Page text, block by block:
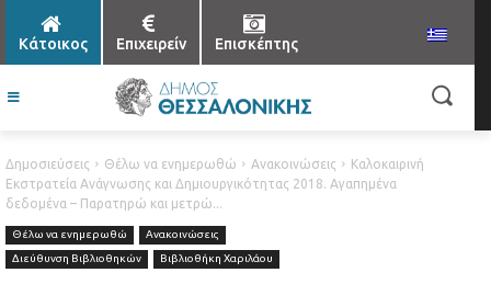
Κάτοικος Επιχειρείν Επισκέπτης
Δημοσιεύσεις Θέλω να ενημερωθώ Ανακοινώσεις
Καλοκαιρινή
Εκστρατεία Ανάγνωσης και Δημιουργικότητας 2018. Αγαπημένα
δεδομένα – Παρατηρώ και μετρώ...
Θέλω να ενημερωθώ
Ανακοινώσεις
Διεύθυνση Βιβλιοθηκών
Βιβλιοθήκη Χαριλάου